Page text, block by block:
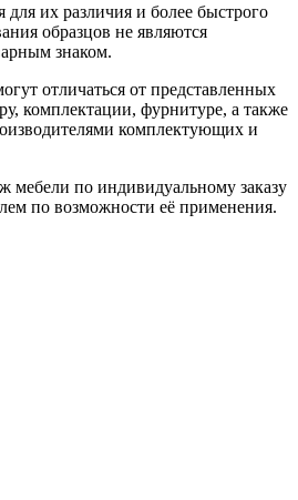
их различия и более быстрого
образцов не являются
знаком.
отличаться от представленных
комплектации, фурнитуре, а также
комплектующих и
мебели по индивидуальному заказу
по возможности её применения.